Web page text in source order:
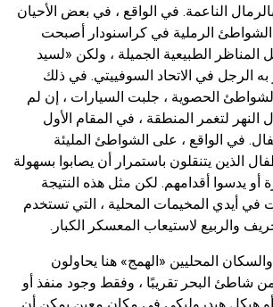
الناعمة. في الواقع ، في بعض الأحيان
الرملية في كراسنودار أصبحت
الطبيعية الجميلة ، ولكن «لسيد
الرجل في الاتحاد السوفييتي. في ذلك
الحصوية ، جلبت السيارات ، إن لم
لتغمر المنطقة ، في المقام الأول
في الواقع ، على الشواطئ المليئة
الذين يتنقلون باستمرار أن يصابوا بسهولة
يدسوا أقدامهم. لكن مثل هذه النتيجة
في أيدي المخيمات المحلية ، التي تستخدم
والربيع لاستيعاب المعسكر الكبار.
المحليين «الهمج» هنا يحاولون
شاطئ البحر تقريبًا ، وفقط وجود منفذ أو